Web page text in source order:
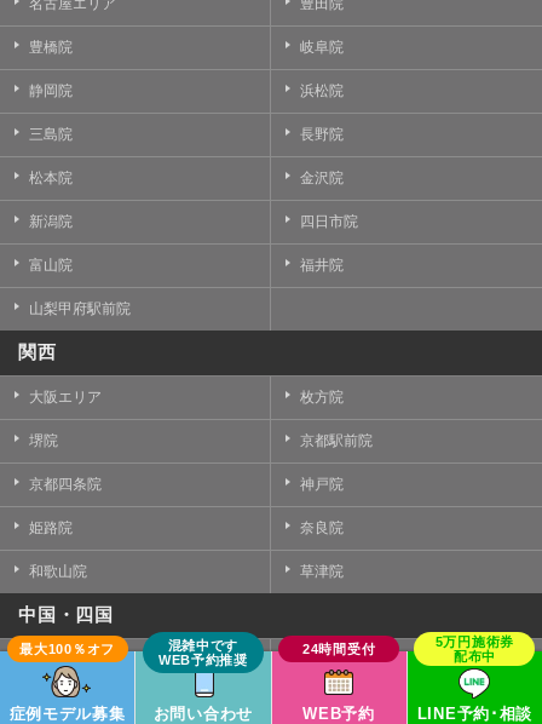
名古屋エリア 豊田院
豊橋院 岐阜院
静岡院 浜松院
三島院 長野院
松本院 金沢院
新潟院 四日市院
富山院 福井院
山梨甲府駅前院
関西
大阪エリア 枚方院
堺院 京都駅前院
京都四条院 神戸院
姫路院 奈良院
和歌山院 草津院
中国・四国
岡山院 倉敷院
広島院 福山院
症例モデル募集 お問い合わせ WEB予約 LINE予約･相談